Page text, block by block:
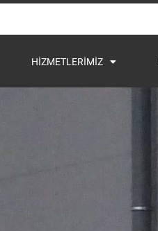
HIZMETLERIMIZ